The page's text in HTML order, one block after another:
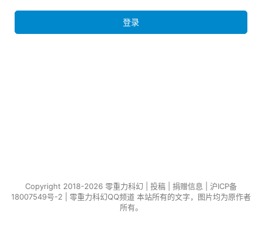
登录
Copyright 2018-2026 零重力科幻 | 投稿 捐赠信息
沪ICP备
18007549号-2
零重力科幻QQ频道 本站所有的文字，图片均为原作者
所有。